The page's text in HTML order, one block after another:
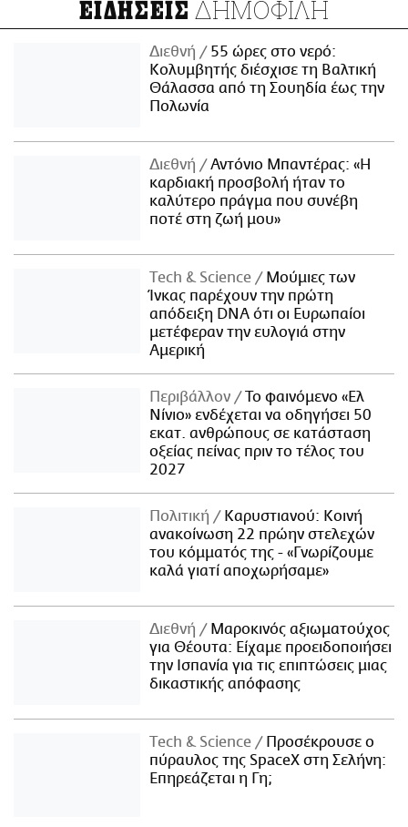
ΕΙΔΗΣΕΙΣ ΔΗΜΟΦΙΛΗ
Διεθνή
55 ώρες στο νερό:
Κολυμβητής διέσχισε τη Βαλτική
Θάλασσα από τη Σουηδία έως την
Πολωνία
Διεθνή
Αντόνιο Μπαντέρας: «Η
καρδιακή προσβολή ήταν το
καλύτερο πράγμα που συνέβη
ποτέ στη ζωή μου»
Τech & Science
Μούμιες των
Ίνκας παρέχουν την πρώτη
απόδειξη DNA ότι οι Ευρωπαίοι
μετέφεραν την ευλογιά στην
Αμερική
Περιβάλλον
Το φαινόμενο «Ελ
Νίνιο» ενδέχεται να οδηγήσει 50
εκατ. ανθρώπους σε κατάσταση
οξείας πείνας πριν το τέλος του
2027
Πολιτική
Καρυστιανού: Κοινή
ανακοίνωση 22 πρώην στελεχών
του κόμματός της - «Γνωρίζουμε
καλά γιατί αποχωρήσαμε»
Διεθνή
Μαροκινός αξιωματούχος
για Θέουτα: Είχαμε προειδοποιήσει
την Ισπανία για τις επιπτώσεις μιας
δικαστικής απόφασης
Τech & Science
Προσέκρουσε ο
πύραυλος της SpaceX στη Σελήνη:
Επηρεάζεται η Γη;